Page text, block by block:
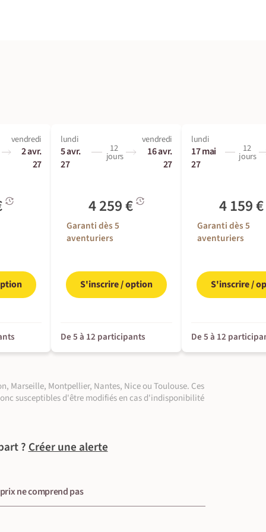
vendredi
2 avr.
27
lundi
5 avr.
27
12
jours
vendredi
16 avr.
27
4 259 €
Garanti dès 5
aventuriers
S'inscrire / option
De 5 à 12 participants
lundi
17 mai
27
12
jours
4 159 €
Garanti dès 5
aventuriers
S'inscrire /
De 5 à 12
Marseille, Montpellier, Nantes, Nice ou Toulouse. Ces
susceptibles d'être modifiés en cas d'indisponibilité
? Créer une alerte
ne comprend pas